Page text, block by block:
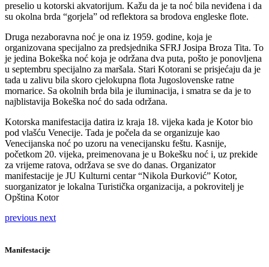
preselio u kotorski akvatorijum. Kažu da je ta noć bila neviđena i da
su okolna brda “gorjela” od reflektora sa brodova engleske flote.
Druga nezaboravna noć je ona iz 1959. godine, koja je
organizovana specijalno za predsjednika SFRJ Josipa Broza Tita. To
je jedina Bokeška noć koja je održana dva puta, pošto je ponovljena
u septembru specijalno za maršala. Stari Kotorani se prisjećaju da je
tada u zalivu bila skoro cjelokupna flota Jugoslovenske ratne
mornarice. Sa okolnih brda bila je iluminacija, i smatra se da je to
najblistavija Bokeška noć do sada održana.
Kotorska manifestacija datira iz kraja 18. vijeka kada je Kotor bio
pod vlašću Venecije. Tada je počela da se organizuje kao
Venecijanska noć po uzoru na venecijansku feštu. Kasnije,
početkom 20. vijeka, preimenovana je u Bokešku noć i, uz prekide
za vrijeme ratova, održava se sve do danas. Organizator
manifestacije je JU Kulturni centar “Nikola Đurković” Kotor,
suorganizator je lokalna Turistička organizacija, a pokrovitelj je
Opština Kotor
previous next
Manifestacije